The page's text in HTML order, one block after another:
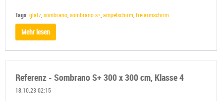
Tags:glatz sombrano sombrano s+ ampelschirm freiarmschirm
Mehr lesen
Referenz - Sombrano S+ 300 x 300 cm, Klasse 4
18.10.23 02:15